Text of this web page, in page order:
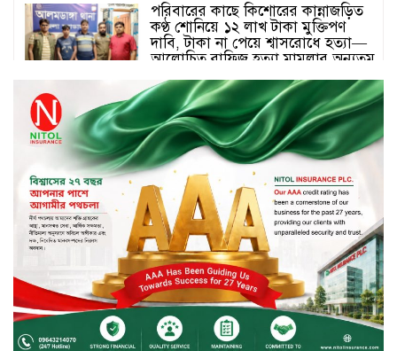
পরিবারের কাছে কিশোরের কান্নাজড়িত
কণ্ঠ শোনিয়ে ১২ লাখ টাকা মুক্তিপণ
দাবি, টাকা না পেয়ে শ্বাসরোধে হত্যা—
আলোচিত রাফিজ হত্যা মামলার অন্যতম
নড়াইলে বিএনপির ৬ নেতার
বহিষ্কারাদেশ প্রত্যাহার
দেশজুড়ে কেনাকাটায় সেরা অফার, ব্র্যান্ড
রাশ আওয়ার এবং এক্সক্লুসিভ পেমেন্ট
ডিসকাউন্ট নিয়ে এলো দারাজ ৮.৮ গ্রেট
৮ সেল
টাঙ্গাইল জেলা পরিষদের ২৩লাখ টাকার
অনুদান বিতরণ